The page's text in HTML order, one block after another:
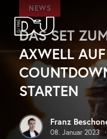
Zum Hauptinhalt springen
DJ Mag Germany
NEWS
DAS SET
AXWELL
STARTEN
Franz
08. Januar 2023 ·